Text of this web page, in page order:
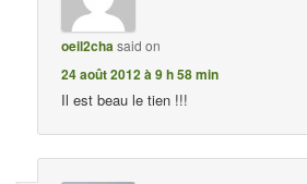
oeil2chasaid on
24 août 2012 à 9 h 58 min
Il est beau le tien !!!